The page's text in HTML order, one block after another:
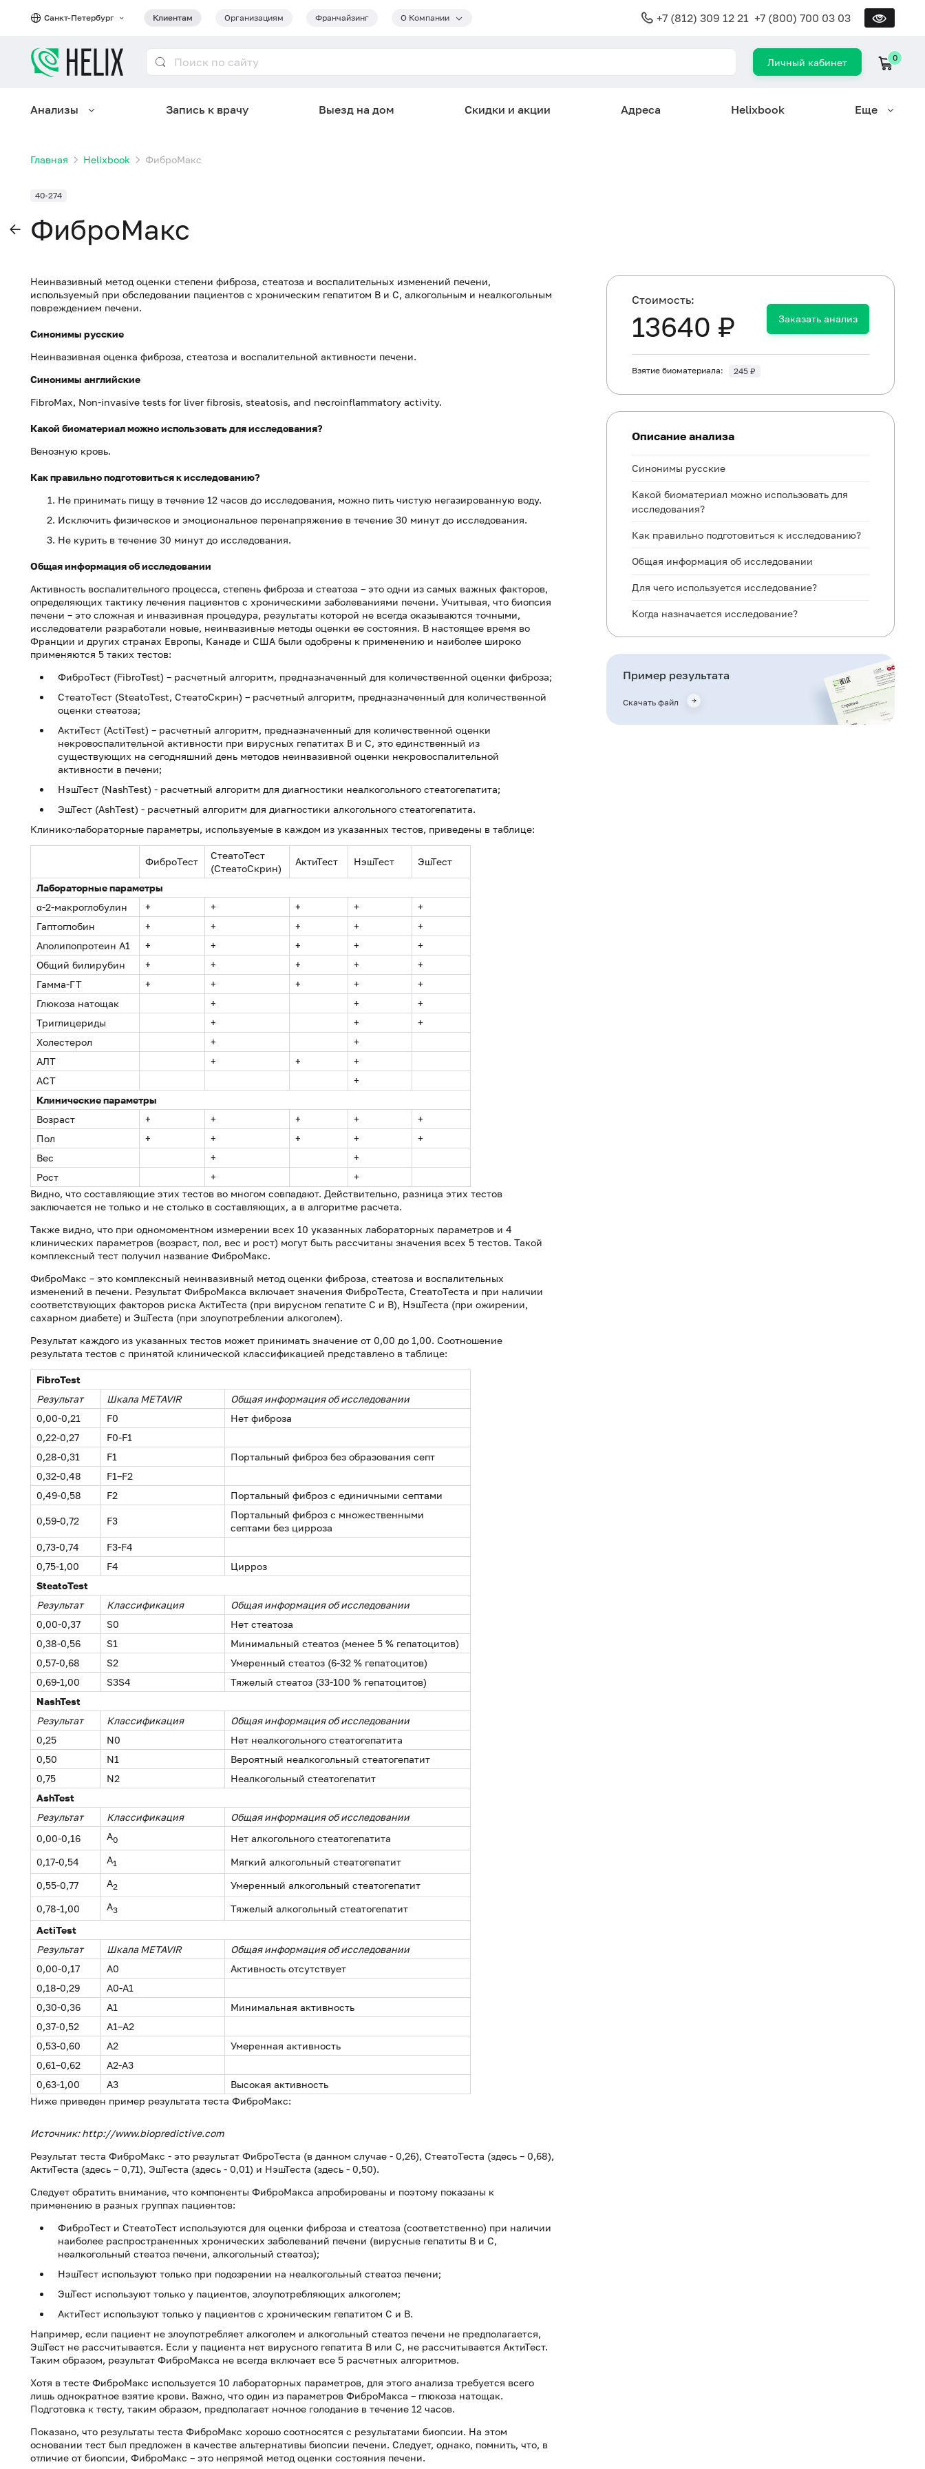
Санкт-Петербург Клиентам Организациям Франчайзинг О Компании +7 (812) 309 12 21 +7 (800) 700 03 03
Личный кабинет 0
Анализы Запись к врачу Выезд на дом Скидки и акции Адреса Helixbook Еще
Главная Helixbook ФиброМакс
40-274
ФиброМакс
Неинвазивный метод оценки степени фиброза, стеатоза и воспалительных изменений печени,
используемый при обследовании пациентов с хроническим гепатитом B и С, алкогольным и неалкогольным
повреждением печени.
Синонимы русские
Неинвазивная оценка фиброза, стеатоза и воспалительной активности печени.
Синонимы английские
FibroMax, Non-invasive tests for liver fibrosis, steatosis, and necroinflammatory activity.
Какой биоматериал можно использовать для исследования?
Венозную кровь.
Как правильно подготовиться к исследованию?
Не принимать пищу в течение 12 часов до исследования, можно пить чистую негазированную воду.
Исключить физическое и эмоциональное перенапряжение в течение 30 минут до исследования.
Не курить в течение 30 минут до исследования.
Общая информация об исследовании
Активность воспалительного процесса, степень фиброза и стеатоза – это одни из самых важных факторов,
определяющих тактику лечения пациентов с хроническими заболеваниями печени. Учитывая, что биопсия
печени – это сложная и инвазивная процедура, результаты которой не всегда оказываются точными,
исследователи разработали новые, неинвазивные методы оценки ее состояния. В настоящее время во
Франции и других странах Европы, Канаде и США были одобрены к применению и наиболее широко
применяются 5 таких тестов:
ФиброТест (FibroTest) – расчетный алгоритм, предназначенный для количественной оценки фиброза;
СтеатоТест (SteatoTest, СтеатоСкрин) – расчетный алгоритм, предназначенный для количественной
оценки стеатоза;
АктиТест (ActiTest) – расчетный алгоритм, предназначенный для количественной оценки
некровоспалительной активности при вирусных гепатитах В и С, это единственный из
существующих на сегодняшний день методов неинвазивной оценки некровоспалительной
активности в печени;
НэшТест (NashTest) - расчетный алгоритм для диагностики неалкогольного стеатогепатита;
ЭшТест (AshTest) - расчетный алгоритм для диагностики алкогольного стеатогепатита.
Клинико-лабораторные параметры, используемые в каждом из указанных тестов, приведены в таблице:
ФиброТест
СтеатоТест
(СтеатоСкрин)
АктиТест НэшТест ЭшТест
Лабораторные параметры
α-2-макроглобулин
+ + + +
+
Гаптоглобин
+ + + +
+
Аполипопротеин А1
+ + + +
+
Общий билирубин
+ + + +
+
Гамма-ГТ
+ + + +
+
Глюкоза натощак
+ +
+
Триглицериды
+ +
+
Холестерол
+
+
АЛТ
+ +
+
АСТ
+
Клинические параметры
Возраст
+ + + +
+
Пол
+ + + +
+
Вес
+
+
Рост
+
+
Видно, что составляющие этих тестов во многом совпадают. Действительно, разница этих тестов
заключается не только и не столько в составляющих, а в алгоритме расчета.
Также видно, что при одномоментном измерении всех 10 указанных лабораторных параметров и 4
клинических параметров (возраст, пол, вес и рост) могут быть рассчитаны значения всех 5 тестов. Такой
комплексный тест получил название ФиброМакс.
ФиброМакс – это комплексный неинвазивный метод оценки фиброза, стеатоза и воспалительных
изменений в печени. Результат ФиброМакса включает значения ФиброТеста, СтеатоТеста и при наличии
соответствующих факторов риска АктиТеста (при вирусном гепатите С и В), НэшТеста (при ожирении,
сахарном диабете) и ЭшТеста (при злоупотреблении алкоголем).
Результат каждого из указанных тестов может принимать значение от 0,00 до 1,00. Соотношение
результата тестов с принятой клинической классификацией представлено в таблице:
FibroTest
Результат
ШкалаMETAVIR
Общая информация об исследовании
0,00-0,21
F0
Нет фиброза
0,22-0,27
F0-F1
0,28-0,31
F1
Портальный фиброз без образования септ
0,32-0,48
F1–F2
0,49-0,58
F2 Портальный фиброз с единичными септами
0,59-0,72 F3
Портальный фиброз с множественными
септами без цирроза
0,73-0,74
F3-F4
0,75-1,00
F4
Цирроз
SteatoTest
Результат
Классификация
Общая информация об исследовании
0,00-0,37
S0
Нет стеатоза
0,38-0,56
S1
Минимальный стеатоз (менее 5 % гепатоцитов)
0,57-0,68
S2
Умеренный стеатоз (6-32 % гепатоцитов)
0,69-1,00
S3S4
Тяжелый стеатоз (33-100 % гепатоцитов)
NashTest
Результат
Классификация
Общая информация об исследовании
0,25
N0
Нет неалкогольного стеатогепатита
0,50
N1
Вероятный неалкогольный стеатогепатит
0,75
N2
Неалкогольный стеатогепатит
AshTest
Результат
Классификация
Общая информация об исследовании
0,00-0,16
A0
Нет алкогольного стеатогепатита
0,17-0,54
A1
Мягкий алкогольный стеатогепатит
0,55-0,77
A2
Умеренный алкогольный стеатогепатит
0,78-1,00
A3
Тяжелый алкогольный стеатогепатит
ActiTest
Результат
ШкалаMETAVIR
Общая информация об исследовании
0,00-0,17
A0
Активность отсутствует
0,18-0,29
A0-A1
0,30-0,36
A1
Минимальная активность
0,37-0,52
A1–A2
0,53-0,60
A2
Умеренная активность
0,61–0,62
A2-A3
0,63-1,00
A3
Высокая активность
Ниже приведен пример результата теста ФиброМакс:
Источник: http://www.biopredictive.com
Результат теста ФиброМакс - это результат ФиброТеста (в данном случае - 0,26), СтеатоТеста (здесь – 0,68),
АктиТеста (здесь – 0,71), ЭшТеста (здесь - 0,01) и НэшТеста (здесь - 0,50).
Следует обратить внимание, что компоненты ФиброМакса апробированы и поэтому показаны к
применению в разных группах пациентов:
ФиброТест и СтеатоТест используются для оценки фиброза и стеатоза (соответственно) при наличии
наиболее распространенных хронических заболеваний печени (вирусные гепатиты В и С,
неалкогольный стеатоз печени, алкогольный стеатоз);
НэшТест используют только при подозрении на неалкогольный стеатоз печени;
ЭшТест используют только у пациентов, злоупотребляющих алкоголем;
АктиТест используют только у пациентов с хроническим гепатитом С и В.
Например, если пациент не злоупотребляет алкоголем и алкогольный стеатоз печени не предполагается,
ЭшТест не рассчитывается. Если у пациента нет вирусного гепатита В или С, не рассчитывается АктиТест.
Таким образом, результат ФиброМакса не всегда включает все 5 расчетных алгоритмов.
Хотя в тесте ФиброМакс используется 10 лабораторных параметров, для этого анализа требуется всего
лишь однократное взятие крови. Важно, что один из параметров ФиброМакса – глюкоза натощак.
Подготовка к тесту, таким образом, предполагает ночное голодание в течение 12 часов.
Показано, что результаты теста ФиброМакс хорошо соотносятся с результатами биопсии. На этом
основании тест был предложен в качестве альтернативы биопсии печени. Следует, однако, помнить, что, в
отличие от биопсии, ФиброМакс – это непрямой метод оценки состояния печени.
Cтоимость:
13640 ₽ Заказать анализ
Взятие биоматериала: 245 ₽
Описание анализа
Синонимы русские
Какой биоматериал можно использовать для
исследования?
Как правильно подготовиться к исследованию?
Общая информация об исследовании
Для чего используется исследование?
Когда назначается исследование?
Что означают результаты?
Пример результата
Скачать файл